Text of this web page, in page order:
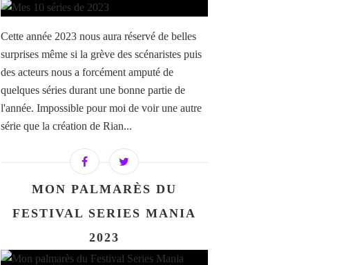
Cette année 2023 nous aura réservé de belles
surprises même si la grève des scénaristes puis
des acteurs nous a forcément amputé de
quelques séries durant une bonne partie de
l'année. Impossible pour moi de voir une autre
série que la création de Rian...
MON PALMARÈS DU
FESTIVAL SERIES MANIA
2023